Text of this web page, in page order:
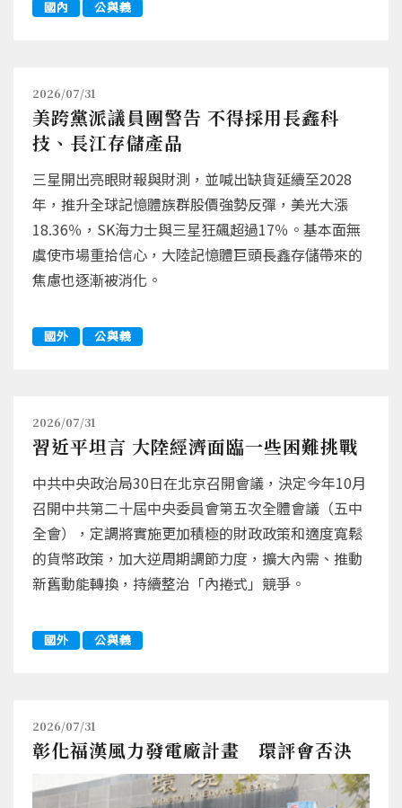
國內 公與義
2026/07/31
美跨黨派議員團警告 不得採用長鑫科
技、長江存儲產品
三星開出亮眼財報與財測，並喊出缺貨延續至2028
年，推升全球記憶體族群股價強勢反彈，美光大漲
18.36％，SK海力士與三星狂飆超過17％。基本面無
虞使市場重拾信心，大陸記憶體巨頭長鑫存儲帶來的
焦慮也逐漸被消化。
國外 公與義
2026/07/31
習近平坦言 大陸經濟面臨一些困難挑戰
中共中央政治局30日在北京召開會議，決定今年10月
召開中共第二十屆中央委員會第五次全體會議（五中
全會），定調將實施更加積極的財政政策和適度寬鬆
的貨幣政策，加大逆周期調節力度，擴大內需、推動
新舊動能轉換，持續整治「內捲式」競爭。
國外 公與義
2026/07/31
彰化福漢風力發電廠計畫 環評會否決